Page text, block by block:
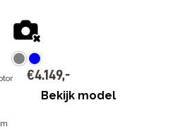
€4.149,-
Bekijk model